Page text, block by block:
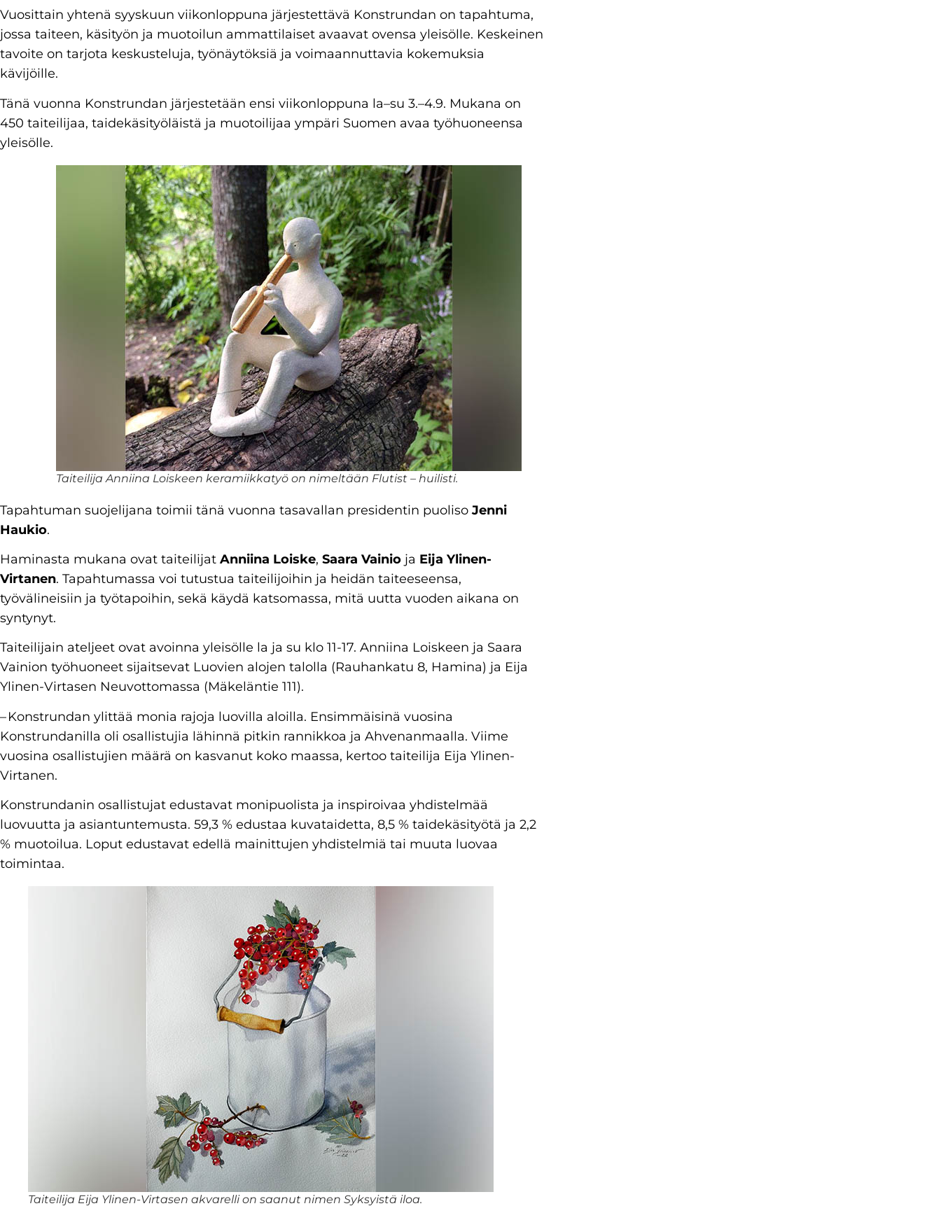
Vuosittain yhtenä syyskuun viikonloppuna järjestettävä Konstrundan on tapahtuma,
jossa taiteen, käsityön ja muotoilun ammattilaiset avaavat ovensa yleisölle. Keskeinen
tavoite on tarjota keskusteluja, työnäytöksiä ja voimaannuttavia kokemuksia
kävijöille.
Tänä vuonna Konstrundan järjestetään ensi viikonloppuna la–su 3.–4.9. Mukana on
450 taiteilijaa, taidekäsityöläistä ja muotoilijaa ympäri Suomen avaa työhuoneensa
yleisölle.
Taiteilija Anniina Loiskeen keramiikkatyö on nimeltään Flutist – huilisti.
Tapahtuman suojelijana toimii tänä vuonna tasavallan presidentin puolisoJenni
Haukio.
Haminasta mukana ovat taiteilijat Anniina Loiske, Saara Vainio ja Eija Ylinen-
Virtanen. Tapahtumassa voi tutustua taiteilijoihin ja heidän taiteeseensa,
työvälineisiin ja työtapoihin, sekä käydä katsomassa, mitä uutta vuoden aikana on
syntynyt.
Taiteilijain ateljeet ovat avoinna yleisölle la ja su klo 11-17. Anniina Loiskeen ja Saara
Vainion työhuoneet sijaitsevat Luovien alojen talolla (Rauhankatu 8, Hamina) ja Eija
Ylinen-Virtasen Neuvottomassa (Mäkeläntie 111).
– Konstrundan ylittää monia rajoja luovilla aloilla. Ensimmäisinä vuosina
Konstrundanilla oli osallistujia lähinnä pitkin rannikkoa ja Ahvenanmaalla. Viime
vuosina osallistujien määrä on kasvanut koko maassa, kertoo taiteilija Eija Ylinen-
Virtanen.
Konstrundanin osallistujat edustavat monipuolista ja inspiroivaa yhdistelmää
luovuutta ja asiantuntemusta. 59,3 % edustaa kuvataidetta, 8,5 % taidekäsityötä ja 2,2
% muotoilua. Loput edustavat edellä mainittujen yhdistelmiä tai muuta luovaa
toimintaa.
Taiteilija Eija Ylinen-Virtasen akvarelli on saanut nimen Syksyistä iloa.